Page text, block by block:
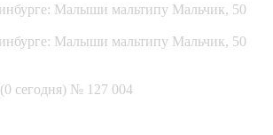
сегодня) № 127 004